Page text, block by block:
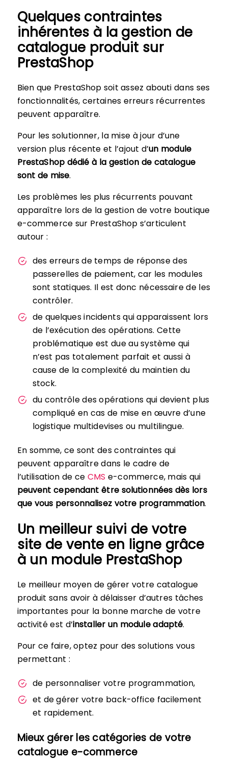
Quelques contraintes
inhérentes à la gestion de
catalogue produit sur
PrestaShop
Bien que PrestaShop soit assez abouti dans ses
fonctionnalités, certaines erreurs récurrentes
peuvent apparaître.
Pour les solutionner, la mise à jour d’une
version plus récente et l’ajout d’un module
PrestaShop dédié à la gestion de catalogue
sont de mise.
Les problèmes les plus récurrents pouvant
apparaître lors de la gestion de votre boutique
e-commerce sur PrestaShop s’articulent
autour :
des erreurs de temps de réponse des
passerelles de paiement, car les modules
sont statiques. Il est donc nécessaire de les
contrôler.
de quelques incidents qui apparaissent lors
de l’exécution des opérations. Cette
problématique est due au système qui
n’est pas totalement parfait et aussi à
cause de la complexité du maintien du
stock.
du contrôle des opérations qui devient plus
compliqué en cas de mise en œuvre d’une
logistique multidevises ou multilingue.
En somme, ce sont des contraintes qui
peuvent apparaître dans le cadre de
l’utilisation de ceCMS e-commerce, mais qui
peuvent cependant être solutionnées dès lors
que vous personnalisez votre programmation.
Un meilleur suivi de votre
site de vente en ligne grâce
à un module PrestaShop
Le meilleur moyen de gérer votre catalogue
produit sans avoir à délaisser d’autres tâches
importantes pour la bonne marche de votre
activité est d’installer un module adapté.
Pour ce faire, optez pour des solutions vous
permettant :
de personnaliser votre programmation,
et de gérer votre back-office facilement
et rapidement.
Mieux gérer les catégories de votre
catalogue e-commerce